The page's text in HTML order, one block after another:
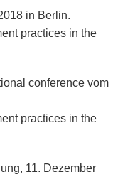
in Berlin.
practices in the
conference vom
practices in the
11. Dezember